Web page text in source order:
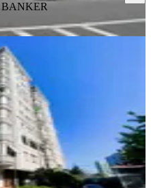
Sitesinde Eşyalı 2+1
Kat·07.08.2026
İnci Yıldırım